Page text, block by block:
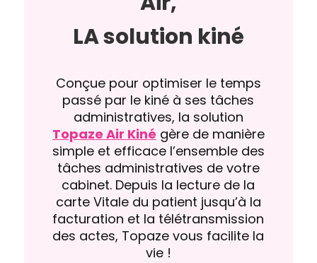
LA solution kiné
Conçue pour optimiser le temps
passé par le kiné à ses tâches
administratives, la solution
Topaze Air Kiné gère de manière
simple et efficace l’ensemble des
tâches administratives de votre
cabinet. Depuis la lecture de la
carte Vitale du patient jusqu’à la
facturation et la télétransmission
des actes, Topaze vous facilite la
vie !